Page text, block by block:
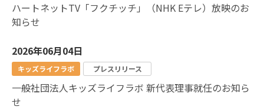
ハートネットTV「フクチッチ」（NHK Eテレ）放映のお
知らせ
2026年06月04日
キッズライフラボ プレスリリース
一般社団法人キッズライフラボ 新代表理事就任のお知ら
せ